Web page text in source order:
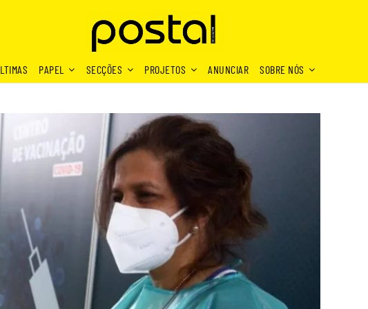
PAPEL SECÇÕES PROJETOS ANUNCIAR SOBRE NÓS